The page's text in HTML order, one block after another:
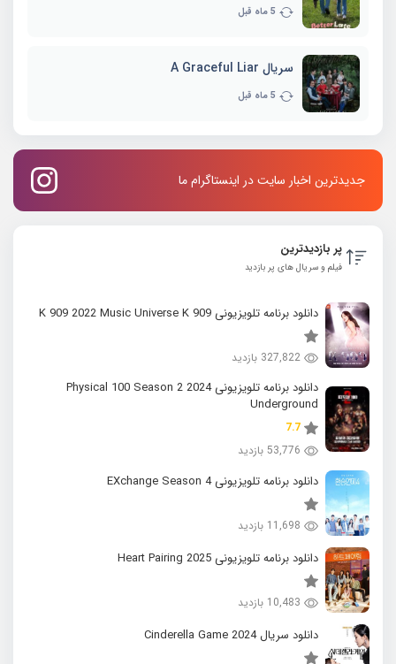
5 ماه قبل
سریال A Graceful Liar
5 ماه قبل
جدیدترین اخبار سایت در اینستاگرام ما
پر بازدیدترین
فیلم و سریال های پر بازدید
دانلود برنامه تلویزیونی K 909 2022 Music Universe K 909
327,822 بازدید
دانلود برنامه تلویزیونی 2024 Physical 100 Season 2
Underground
7.7
53,776 بازدید
دانلود برنامه تلویزیونی EXchange Season 4
11,698 بازدید
دانلود برنامه تلویزیونی 2025 Heart Pairing
10,483 بازدید
دانلود سریال 2024 Cinderella Game